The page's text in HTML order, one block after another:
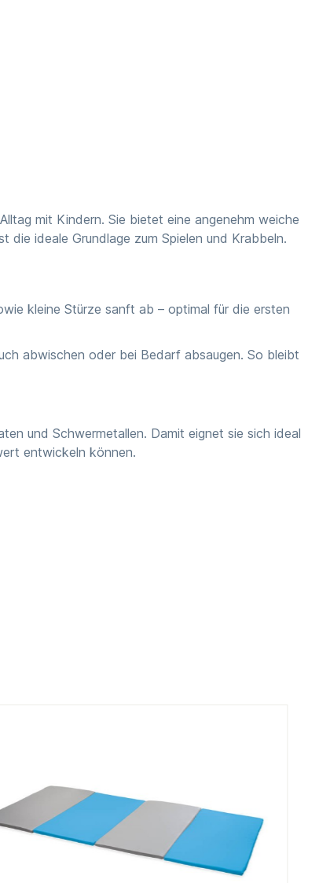
mit Kindern. Sie bietet eine angenehm weiche
ideale Grundlage zum Spielen und Krabbeln.
kleine Stürze sanft ab – optimal für die ersten
abwischen oder bei Bedarf absaugen. So bleibt
und Schwermetallen. Damit eignet sie sich ideal
entwickeln können.